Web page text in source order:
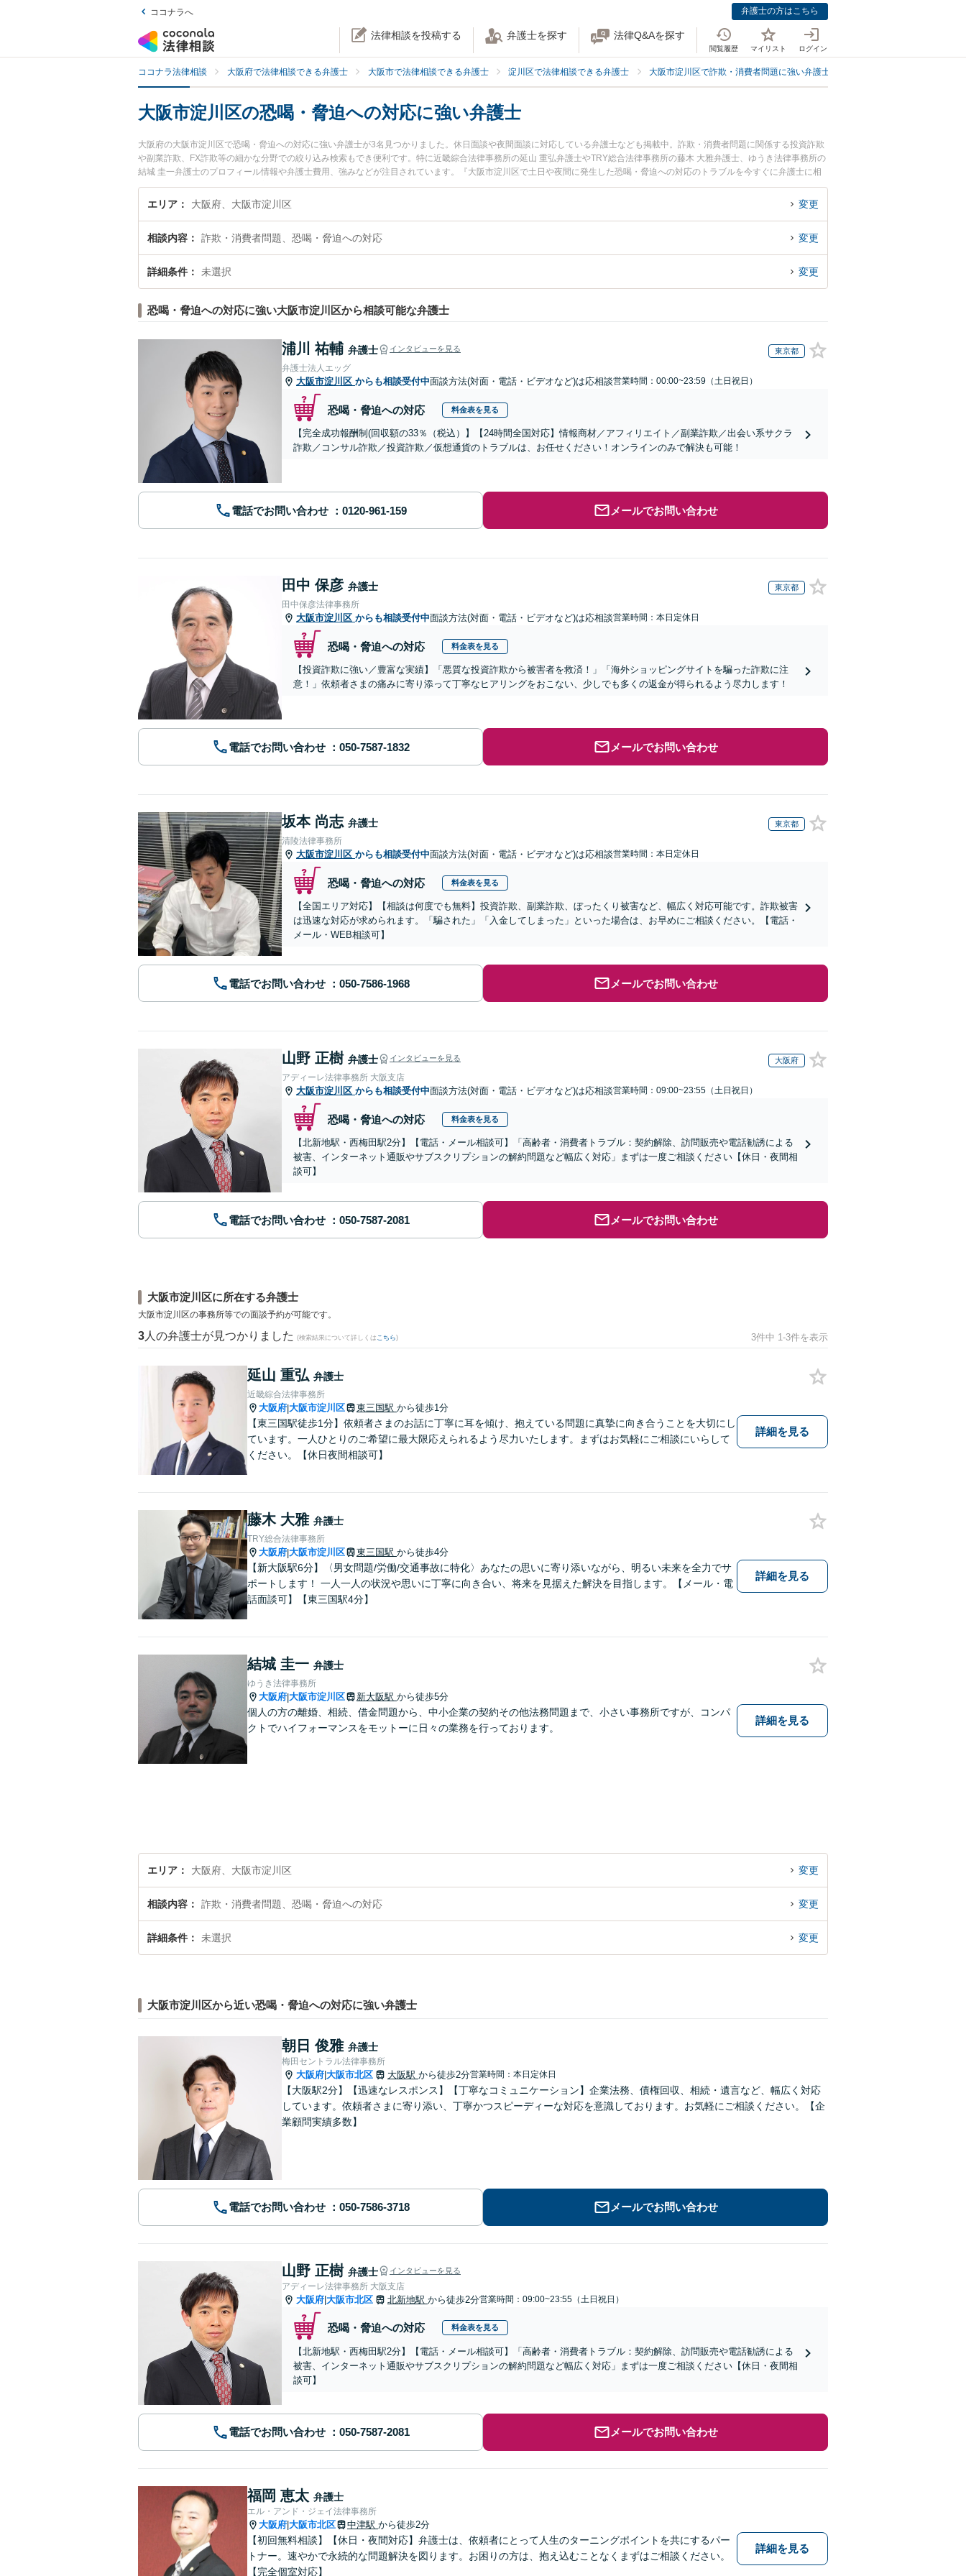
ココナラへ 弁護士の方はこちら
法律相談を投稿する 弁護士を探す 法律Q&Aを探す
閲覧履歴 マイリスト ログイン
ココナラ法律相談 大阪府で法律相談できる弁護士 大阪市で法律相談できる弁護士 淀川区で法律相談できる弁護士 大阪市淀川区で詐欺・消費者問題に強い弁護士
大阪市淀川区の恐喝・脅迫への対応に強い弁護士
大阪府の大阪市淀川区で恐喝・脅迫への対応に強い弁護士が3名見つかりました。休日面談や夜間面談に対応している弁護士なども掲載中。詐欺・消費者問題に関係する投資詐欺
や副業詐欺、FX詐欺等の細かな分野での絞り込み検索もでき便利です。特に近畿綜合法律事務所の延山 重弘弁護士やTRY総合法律事務所の藤木 大雅弁護士、ゆうき法律事務所の
結城 圭一弁護士のプロフィール情報や弁護士費用、強みなどが注目されています。『大阪市淀川区で土日や夜間に発生した恐喝・脅迫への対応のトラブルを今すぐに弁護士に相
談したい』『恐喝・脅迫への対応のトラブル解決の実績豊富な近くの弁護士を検索したい』『初回相談無料で恐喝・脅迫への対応を法律相談できる大阪市淀川区内の弁護士に相談
予約したい』などでお困りの相談者さんにおすすめです。
エリア 大阪府、大阪市淀川区 変更
相談内容 詐欺・消費者問題、恐喝・脅迫への対応 変更
詳細条件 未選択 変更
恐喝・脅迫への対応に強い大阪市淀川区から相談可能な弁護士
浦川 祐輔 弁護士 インタビューを見る 東京都
弁護士法人エッグ
大阪市淀川区 からも相談受付中面談方法(対面・電話・ビデオなど)は応相談営業時間：00:00~23:59（土日祝日）
恐喝・脅迫への対応 料金表を見る
【完全成功報酬制(回収額の33％（税込）】【24時間全国対応】情報商材／アフィリエイト／副業詐欺／出会い系サクラ
詐欺／コンサル詐欺／投資詐欺／仮想通貨のトラブルは、お任せください！オンラインのみで解決も可能！
電話でお問い合わせ メールでお問い合わせ
田中 保彦 弁護士 東京都
田中保彦法律事務所
大阪市淀川区 からも相談受付中面談方法(対面・電話・ビデオなど)は応相談営業時間：本日定休日
恐喝・脅迫への対応 料金表を見る
【投資詐欺に強い／豊富な実績】「悪質な投資詐欺から被害者を救済！」「海外ショッピングサイトを騙った詐欺に注
意！」依頼者さまの痛みに寄り添って丁寧なヒアリングをおこない、少しでも多くの返金が得られるよう尽力します！
電話でお問い合わせ メールでお問い合わせ
坂本 尚志 弁護士 東京都
清陵法律事務所
大阪市淀川区 からも相談受付中面談方法(対面・電話・ビデオなど)は応相談営業時間：本日定休日
恐喝・脅迫への対応 料金表を見る
【全国エリア対応】【相談は何度でも無料】投資詐欺、副業詐欺、ぼったくり被害など、幅広く対応可能です。詐欺被害
は迅速な対応が求められます。「騙された」「入金してしまった」といった場合は、お早めにご相談ください。【電話・
メール・WEB相談可】
電話でお問い合わせ メールでお問い合わせ
山野 正樹 弁護士 インタビューを見る 大阪府
アディーレ法律事務所 大阪支店
大阪市淀川区 からも相談受付中面談方法(対面・電話・ビデオなど)は応相談営業時間：09:00~23:55（土日祝日）
恐喝・脅迫への対応 料金表を見る
【北新地駅・西梅田駅2分】【電話・メール相談可】「高齢者・消費者トラブル：契約解除、訪問販売や電話勧誘による
被害、インターネット通販やサブスクリプションの解約問題など幅広く対応」まずは一度ご相談ください【休日・夜間相
談可】
電話でお問い合わせ メールでお問い合わせ
大阪市淀川区に所在する弁護士
大阪市淀川区の事務所等での面談予約が可能です。
3 人の弁護士が見つかりました (検索結果について詳しくは こちら) 3件中 1-3件を表示
延山 重弘 弁護士
近畿綜合法律事務所
大阪府|大阪市淀川区 東三国駅 から徒歩1分
【東三国駅徒歩1分】依頼者さまのお話に丁寧に耳を傾け、抱えている問題に真摯に向き合うことを大切にし
ています。一人ひとりのご希望に最大限応えられるよう尽力いたします。まずはお気軽にご相談にいらして
ください。【休日夜間相談可】
詳細を見る
藤木 大雅 弁護士
TRY総合法律事務所
大阪府|大阪市淀川区 東三国駅 から徒歩4分
【新大阪駅6分】〈男女問題/労働/交通事故に特化〉あなたの思いに寄り添いながら、明るい未来を全力でサ
ポートします！ 一人一人の状況や思いに丁寧に向き合い、将来を見据えた解決を目指します。【メール・電
話面談可】【東三国駅4分】
詳細を見る
結城 圭一 弁護士
ゆうき法律事務所
大阪府|大阪市淀川区 新大阪駅 から徒歩5分
個人の方の離婚、相続、借金問題から、中小企業の契約その他法務問題まで、小さい事務所ですが、コンパ
クトでハイフォーマンスをモットーに日々の業務を行っております。
詳細を見る
エリア 大阪府、大阪市淀川区 変更
相談内容 詐欺・消費者問題、恐喝・脅迫への対応 変更
詳細条件 未選択 変更
大阪市淀川区から近い恐喝・脅迫への対応に強い弁護士
朝日 俊雅 弁護士
梅田セントラル法律事務所
大阪府 大阪市北区 大阪駅 から徒歩2分営業時間：本日定休日
【大阪駅2分】【迅速なレスポンス】【丁寧なコミュニケーション】企業法務、債権回収、相続・遺言など、幅広く対応
しています。依頼者さまに寄り添い、丁寧かつスピーディーな対応を意識しております。お気軽にご相談ください。【企
業顧問実績多数】
電話でお問い合わせ メールでお問い合わせ
山野 正樹 弁護士 インタビューを見る
アディーレ法律事務所 大阪支店
大阪府 大阪市北区 北新地駅 から徒歩2分営業時間：09:00~23:55（土日祝日）
恐喝・脅迫への対応 料金表を見る
【北新地駅・西梅田駅2分】【電話・メール相談可】「高齢者・消費者トラブル：契約解除、訪問販売や電話勧誘による
被害、インターネット通販やサブスクリプションの解約問題など幅広く対応」まずは一度ご相談ください【休日・夜間相
談可】
電話でお問い合わせ メールでお問い合わせ
福岡 恵太 弁護士
エル・アンド・ジェイ法律事務所
大阪府 大阪市北区 中津駅 から徒歩2分
【初回無料相談】【休日・夜間対応】弁護士は、依頼者にとって人生のターニングポイントを共にするパー
トナー。速やかで永続的な問題解決を図ります。お困りの方は、抱え込むことなくまずはご相談ください。
【完全個室対応】
詳細を見る